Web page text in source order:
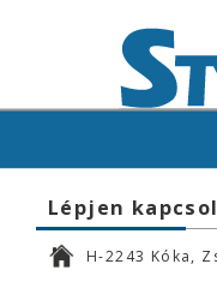
Lépjen
H-2243 Kóka,